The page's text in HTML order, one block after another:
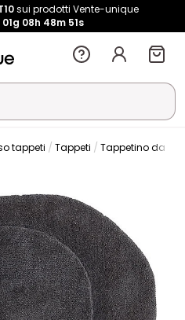
sui prodotti Vente-unique
01g 08h 48m 50s
tappeti Tappeti Tappetino da